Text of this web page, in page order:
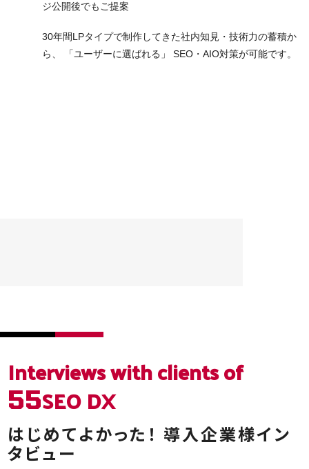
ジ公開後でもご提案
30年間LPタイプで制作してきた社内知見・技術力の蓄積か
ら、 「ユーザーに選ばれる」 SEO・AIO対策が可能です。
Interviewswith clients of
55SEO DX
はじめてよかった！
タビュー